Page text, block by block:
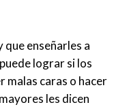
que enseñarles a
lograr si los
malas caras o hacer
les dicen